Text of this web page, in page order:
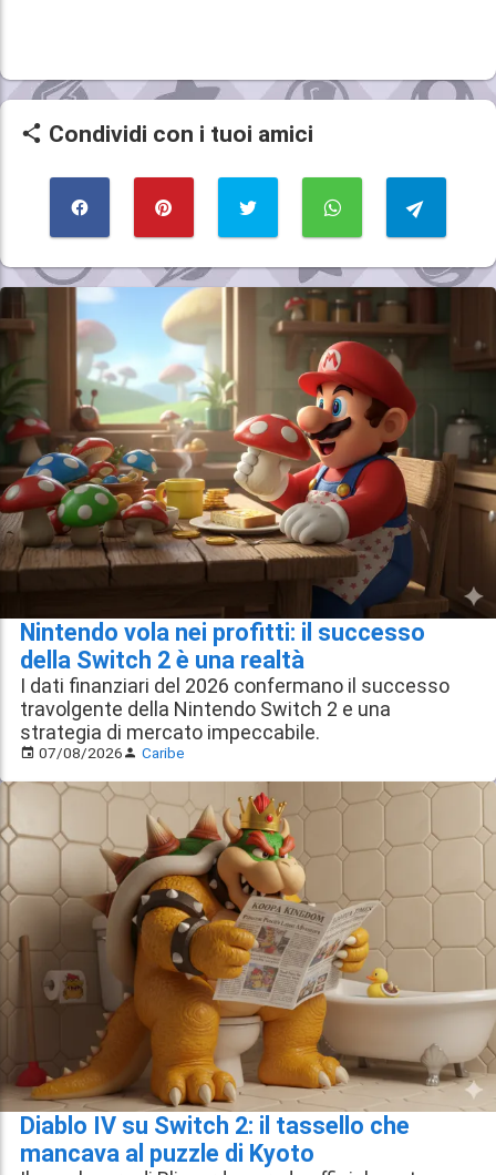
Condividi con i tuoi amici
Nintendo vola nei profitti: il successo
della Switch 2 è una realtà
I dati finanziari del 2026 confermano il successo
travolgente della Nintendo Switch 2 e una
strategia di mercato impeccabile.
07/08/2026 Caribe
Diablo IV su Switch 2: il tassello che
mancava al puzzle di Kyoto